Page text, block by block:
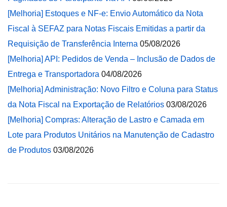
[Melhoria] Estoques e NF-e: Envio Automático da Nota
Fiscal à SEFAZ para Notas Fiscais Emitidas a partir da
Requisição de Transferência Interna 05/08/2026
[Melhoria] API: Pedidos de Venda – Inclusão de Dados de
Entrega e Transportadora 04/08/2026
[Melhoria] Administração: Novo Filtro e Coluna para Status
da Nota Fiscal na Exportação de Relatórios 03/08/2026
[Melhoria] Compras: Alteração de Lastro e Camada em
Lote para Produtos Unitários na Manutenção de Cadastro
de Produtos 03/08/2026